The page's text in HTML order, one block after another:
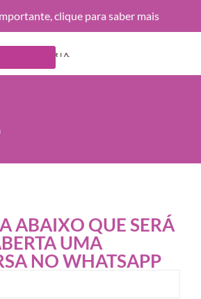
clique para saber mais
ABAIXO QUE SERÁ
UMA
NO WHATSAPP